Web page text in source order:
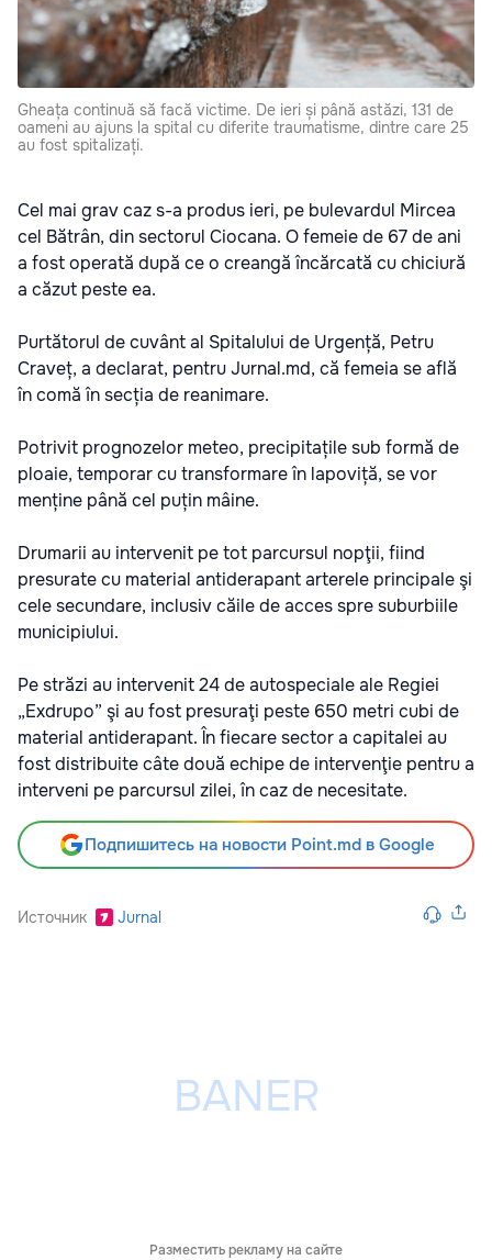
Gheața continuă să facă victime. De ieri și până astăzi, 131 de
oameni au ajuns la spital cu diferite traumatisme, dintre care 25
au fost spitalizați.
Cel mai grav caz s-a produs ieri, pe bulevardul Mircea
cel Bătrân, din sectorul Ciocana. O femeie de 67 de ani
a fost operată după ce o creangă încărcată cu chiciură
a căzut peste ea.
Purtătorul de cuvânt al Spitalului de Urgență, Petru
Craveț, a declarat, pentru Jurnal.md, că femeia se află
în comă în secția de reanimare.
Potrivit prognozelor meteo, precipitațile sub formă de
ploaie, temporar cu transformare în lapoviță, se vor
menține până cel puțin mâine.
Drumarii au intervenit pe tot parcursul nopţii, fiind
presurate cu material antiderapant arterele principale şi
cele secundare, inclusiv căile de acces spre suburbiile
municipiului.
Pe străzi au intervenit 24 de autospeciale ale Regiei
„Exdrupo” şi au fost presuraţi peste 650 metri cubi de
material antiderapant. În fiecare sector a capitalei au
fost distribuite câte două echipe de intervenţie pentru a
interveni pe parcursul zilei, în caz de necesitate.
Подпишитесь на новости Point.md в Google
Источник Jurnal
Разместить рекламу на сайте